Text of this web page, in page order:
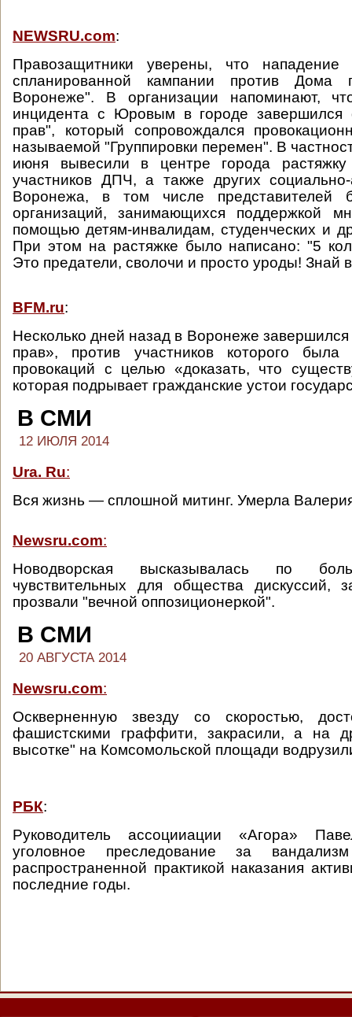
NEWSRU.com:
Правозащитники уверены, что нападение
спланированной кампании против Дома
Воронеже". В организации напоминают,
инцидента с Юровым в городе завершился
прав", который сопровождался
называемой "Группировки перемен". В
июня вывесили в центре города
участников ДПЧ, а также других
Воронежа, в том числе представителей
организаций, занимающихся поддержкой
помощью детям-инвалидам, студенческих и
При этом на растяжке было написано: "5
Это предатели, сволочи и просто уроды! Знай
BFM.ru:
Несколько дней назад в Воронеже
прав», против участников которого была
провокаций с целью «доказать, что
которая подрывает гражданские устои
В СМИ
12 ИЮЛЯ 2014
Ura. Ru:
Вся жизнь — сплошной митинг. Умерла
Newsru.com:
Новодворская высказывалась по
чувствительных для общества
прозвали "вечной оппозиционеркой".
В СМИ
20 АВГУСТА 2014
Newsru.com:
Оскверненную звезду со скоростью,
фашистскими граффити, закрасили, а на
высотке" на Комсомольской площади
РБК:
Руководитель ассоцииации «Агора»
уголовное преследование за
распространенной практикой наказания
последние годы.